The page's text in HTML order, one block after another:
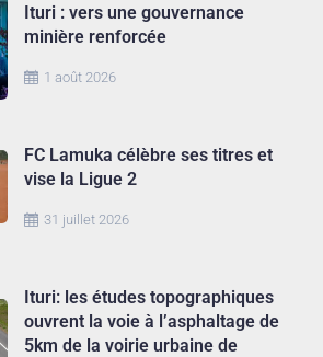
1 août 2026
Ituri : vers une gouvernance
minière renforcée
31 juillet 2026
FC Lamuka célèbre ses titres et
vise la Ligue 2
Ituri: les études topographiques
ouvrent la voie à l’asphaltage de
5km de la voirie urbaine de